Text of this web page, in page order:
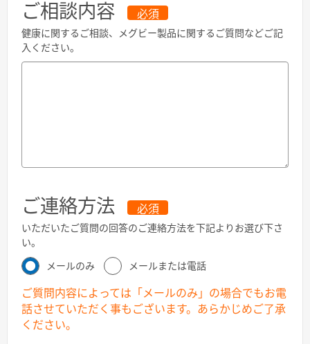
ご相談内容 必須
健康に関するご相談、メグビー製品に関するご質問などご記
入ください。
ご連絡方法 必須
いただいたご質問の回答のご連絡方法を下記よりお選び下さ
い。
メールのみ
メールまたは電話
ご質問内容によっては「メールのみ」の場合でもお電
話させていただく事もございます。あらかじめご了承
ください。